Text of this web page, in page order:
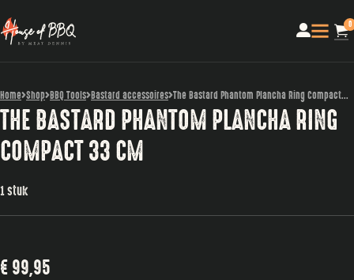
0
Home Shop BBQ Tools Bastard accessoires The Bastard Phantom Plancha Ring Compact...
THE BASTARD PHANTOM PLANCHA RING
COMPACT 33 CM
1 stuk
€ 99,95